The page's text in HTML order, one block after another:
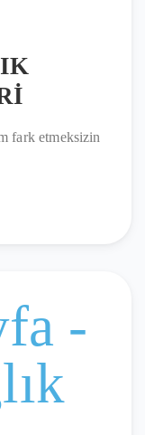
fark etmeksizin